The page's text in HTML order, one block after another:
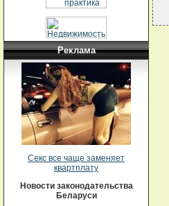
Реклама
Секс все чаще заменяет
квартплату
Новости законодательства
Беларуси